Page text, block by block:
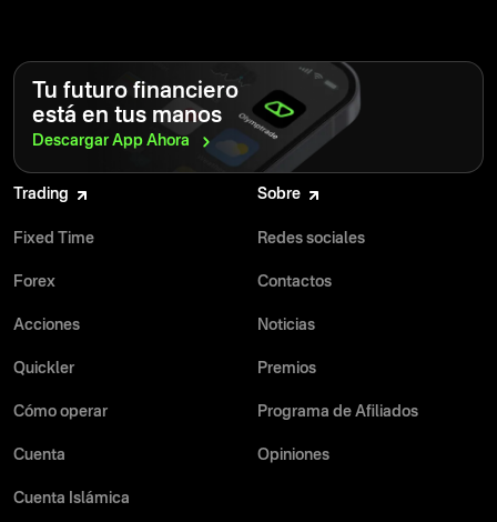
Tu futuro financiero
está en tus manos
Descargar App Ahora
Trading
Fixed Time
Forex
Acciones
Quickler
Cómo operar
Cuenta
Cuenta Islámica
Sobre
Redes sociales
Contactos
Noticias
Premios
Programa de Afiliados
Opiniones